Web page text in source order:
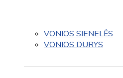
VONIOS SIENELĖS
VONIOS DURYS